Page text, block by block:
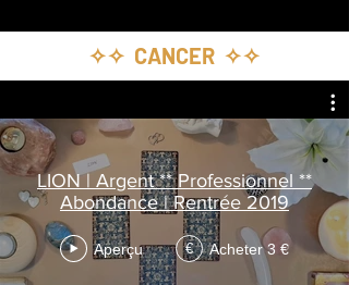
✧✧ CANCER ✧✧
LION | Argent ** Professionnel **
Abondance | Rentrée 2019
Aperçu € Acheter 3 €